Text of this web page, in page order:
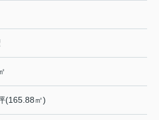
(165.88㎡)